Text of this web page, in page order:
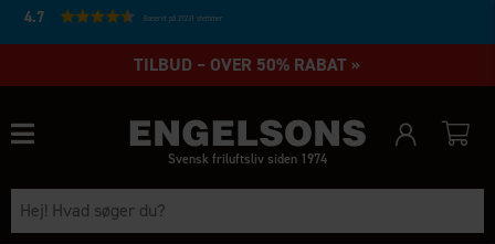
4.7 Baseret på 27231 stemmer
TILBUD – OVER 50% RABAT »
Svensk friluftsliv siden 1974